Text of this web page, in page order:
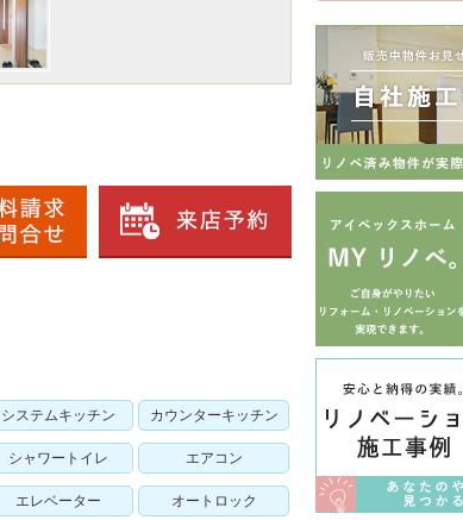
システムキッチン カウンターキッチン
シャワートイレ エアコン
エレベーター オートロック